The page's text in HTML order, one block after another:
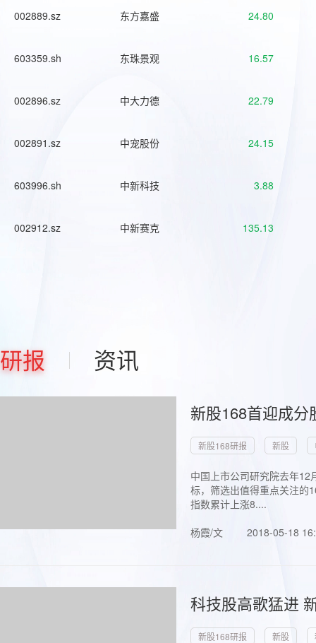
002889.sz 东方嘉盛 24.80
603359.sh 东珠景观 16.57
002896.sz 中大力德 22.79
002891.sz 中宠股份 24.15
603996.sh 中新科技 3.88
002912.sz 中新赛克 135.13
研报 资讯
新股168首迎成
新股168研报 新股
中国上市公司研究院去年
标，筛选出值得重点关注的
指数累计上涨8....
杨霞/文
2018-05-18
科技股高歌猛进
新股168研报 新股